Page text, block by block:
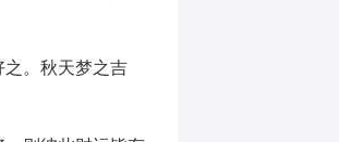
。秋天梦之吉